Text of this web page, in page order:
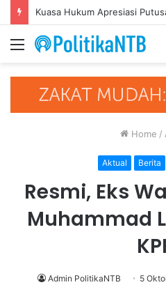
Menu
Home /
Aktual Berita
Resmi, Eks
Muhammad
Admin PolitikaNTB 5